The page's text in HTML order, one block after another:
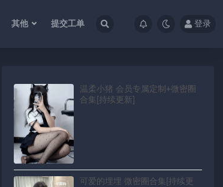
其他 提交工单 登录
温柔小猪 会员专属定制+微密圈
合集[持续更新]
可爱的埋埋 微密圈合集[持续更